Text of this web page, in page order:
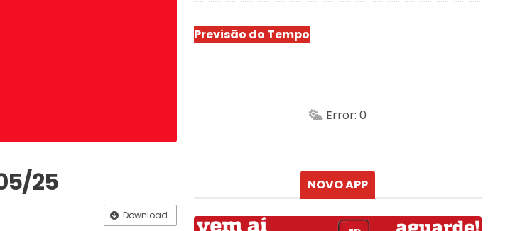
25
Download
Previsão do Tempo
Min.
Error: 0
NOVO APP